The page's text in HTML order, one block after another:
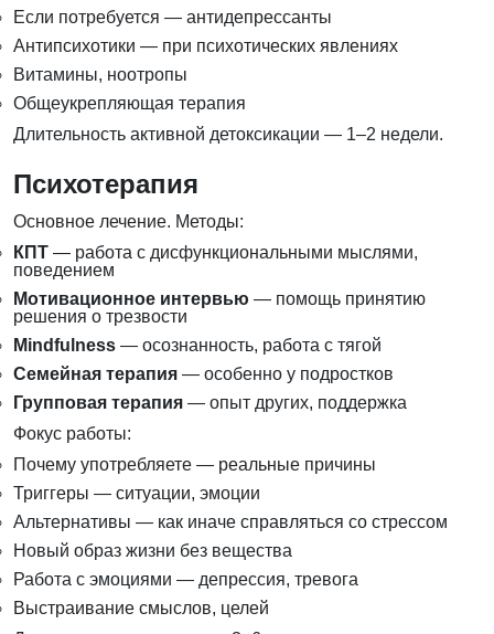
Если потребуется — антидепрессанты
Антипсихотики — при психотических явлениях
Витамины, ноотропы
Общеукрепляющая терапия
Длительность активной детоксикации — 1–2 недели.
Психотерапия
Основное лечение. Методы:
КПТ — работа с дисфункциональными мыслями,
поведением
Мотивационное интервью — помощь принятию
решения о трезвости
Mindfulness — осознанность, работа с тягой
Семейная терапия — особенно у подростков
Групповая терапия — опыт других, поддержка
Фокус работы:
Почему употребляете — реальные причины
Триггеры — ситуации, эмоции
Альтернативы — как иначе справляться со стрессом
Новый образ жизни без вещества
Работа с эмоциями — депрессия, тревога
Выстраивание смыслов, целей